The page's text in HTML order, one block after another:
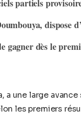
partiels
dispose
gagner dès le
a une large avance
les premiers